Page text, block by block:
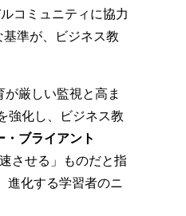
コミュニティに協力
準が、ビジネス教
厳しい監視と高ま
強化し、ビジネス教
ブライアント
させる」ものだと指
進化する学習者のニ